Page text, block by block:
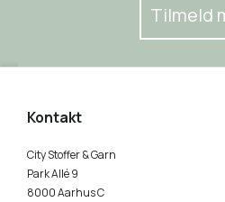
Tilmeld
Kontakt
City Stoffer & Garn
Park Allé 9
8000 Aarhus C